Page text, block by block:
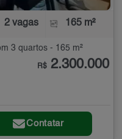
2 vagas 165 m²
3 quartos - 165 m²
R$ 2.300.000
Contatar